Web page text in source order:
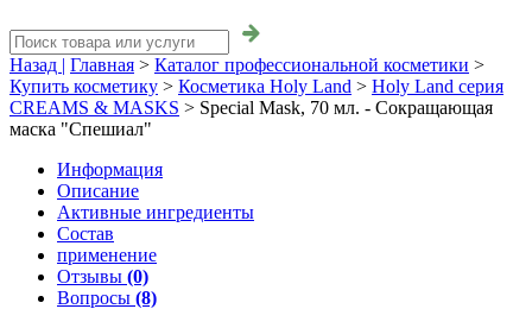
Назад | Главная > Каталог профессиональной косметики >
Купить косметику > Косметика Holy Land > Holy Land серия
CREAMS & MASKS > Special Mask, 70 мл. - Сокращающая
маска "Спешиал"
Информация
Описание
Активные ингредиенты
Состав
применение
Отзывы (0)
Вопросы (8)